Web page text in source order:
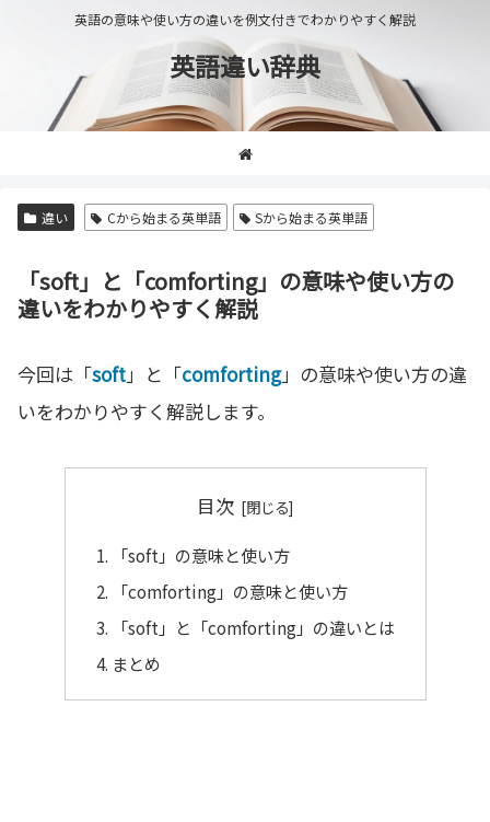
英語の意味や使い方の違いを例文付きでわかりやすく解説
英語違い辞典
違い Cから始まる英単語 Sから始まる英単語
「soft」と「comforting」の意味や使い方の
違いをわかりやすく解説
今回は「soft」と「comforting」の意味や使い方の違
いをわかりやすく解説します。
目次
「soft」の意味と使い方
「comforting」の意味と使い方
「soft」と「comforting」の違いとは
まとめ